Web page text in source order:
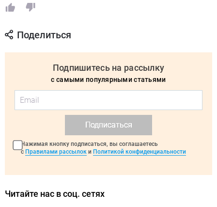
Поделиться
Подпишитесь на рассылку
с самыми популярными статьями
Подписаться
Нажимая кнопку подписаться, вы соглашаетесь
с Правилами рассылок и Политикой конфиденциальности
Читайте нас в соц. сетях